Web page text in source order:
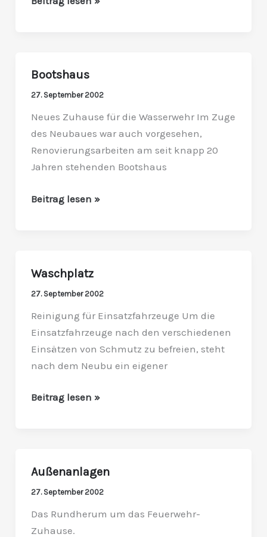
Bootshaus
27. September 2002
Neues Zuhause für die Wasserwehr Im Zuge
des Neubaues war auch vorgesehen,
Renovierungsarbeiten am seit knapp 20
Jahren stehenden Bootshaus
Bootshaus
Beitrag lesen »
Waschplatz
27. September 2002
Reinigung für Einsatzfahrzeuge Um die
Einsatzfahrzeuge nach den verschiedenen
Einsätzen von Schmutz zu befreien, steht
nach dem Neubu ein eigener
Waschplatz
Beitrag lesen »
Außenanlagen
27. September 2002
Das Rundherum um das Feuerwehr-
Zuhause.
Außenanlagen